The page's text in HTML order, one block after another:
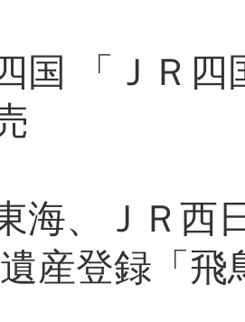
国 「ＪＲ
海、ＪＲ西
産登録「